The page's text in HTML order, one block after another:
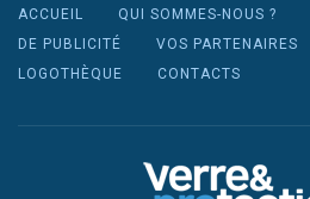
ACCUEIL QUI SOMMES-NOUS ?
DE PUBLICITÉ
VOS PARTENAIRES
LOGOTHÈQUE
CONTACTS